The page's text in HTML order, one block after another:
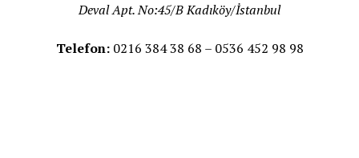
Deval Apt. No:45/B Kadıköy/İstanbul
Telefon:0216 384 38 68 – 0536 452 98 98